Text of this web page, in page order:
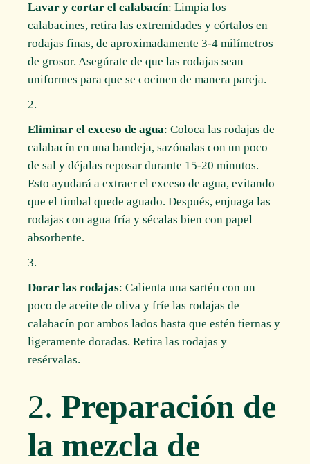
Lavar y cortar el calabacín: Limpia los
calabacines, retira las extremidades y córtalos en
rodajas finas, de aproximadamente 3-4 milímetros
de grosor. Asegúrate de que las rodajas sean
uniformes para que se cocinen de manera pareja.
Eliminar el exceso de agua: Coloca las rodajas de
calabacín en una bandeja, sazónalas con un poco
de sal y déjalas reposar durante 15-20 minutos.
Esto ayudará a extraer el exceso de agua, evitando
que el timbal quede aguado. Después, enjuaga las
rodajas con agua fría y sécalas bien con papel
absorbente.
Dorar las rodajas: Calienta una sartén con un
poco de aceite de oliva y fríe las rodajas de
calabacín por ambos lados hasta que estén tiernas y
ligeramente doradas. Retira las rodajas y
resérvalas.
2.Preparación de
la mezcla de